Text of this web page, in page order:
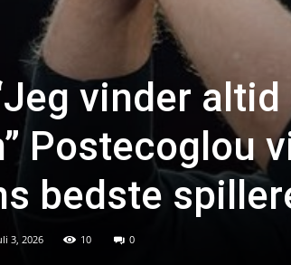
vinder
Postecoglou
bedste
3, 2026 10 0